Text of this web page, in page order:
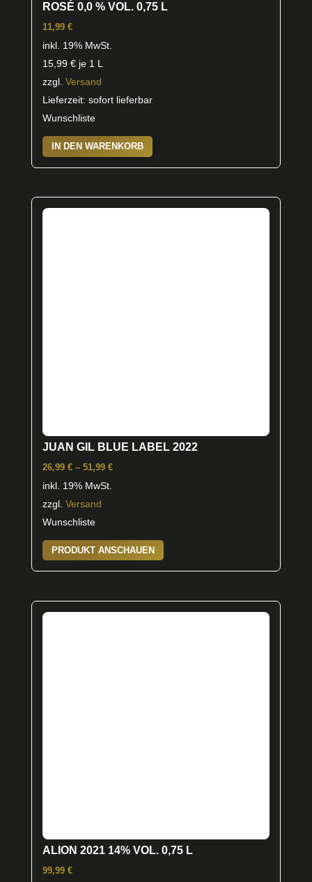
ROSÉ 0,0 % VOL. 0,75 L
11,99 €
inkl. 19% MwSt.
15,99 €je 1 L
zzgl. Versand
Lieferzeit: sofort lieferbar
Wunschliste
IN DEN WARENKORB
JUAN GIL BLUE LABEL 2022
26,99 € – 51,99 €Preisspanne:
inkl. 19% MwSt.
zzgl. Versand
Wunschliste
PRODUKT ANSCHAUEN
Dieses
Produkt
Varianten
ALION 2021 14% VOL. 0,75 L
99,99 €